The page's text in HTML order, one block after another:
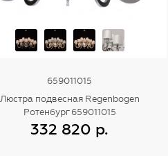
659011015
Люстра подвесная Regenbogen
Ротенбург 659011015
332 820 р.